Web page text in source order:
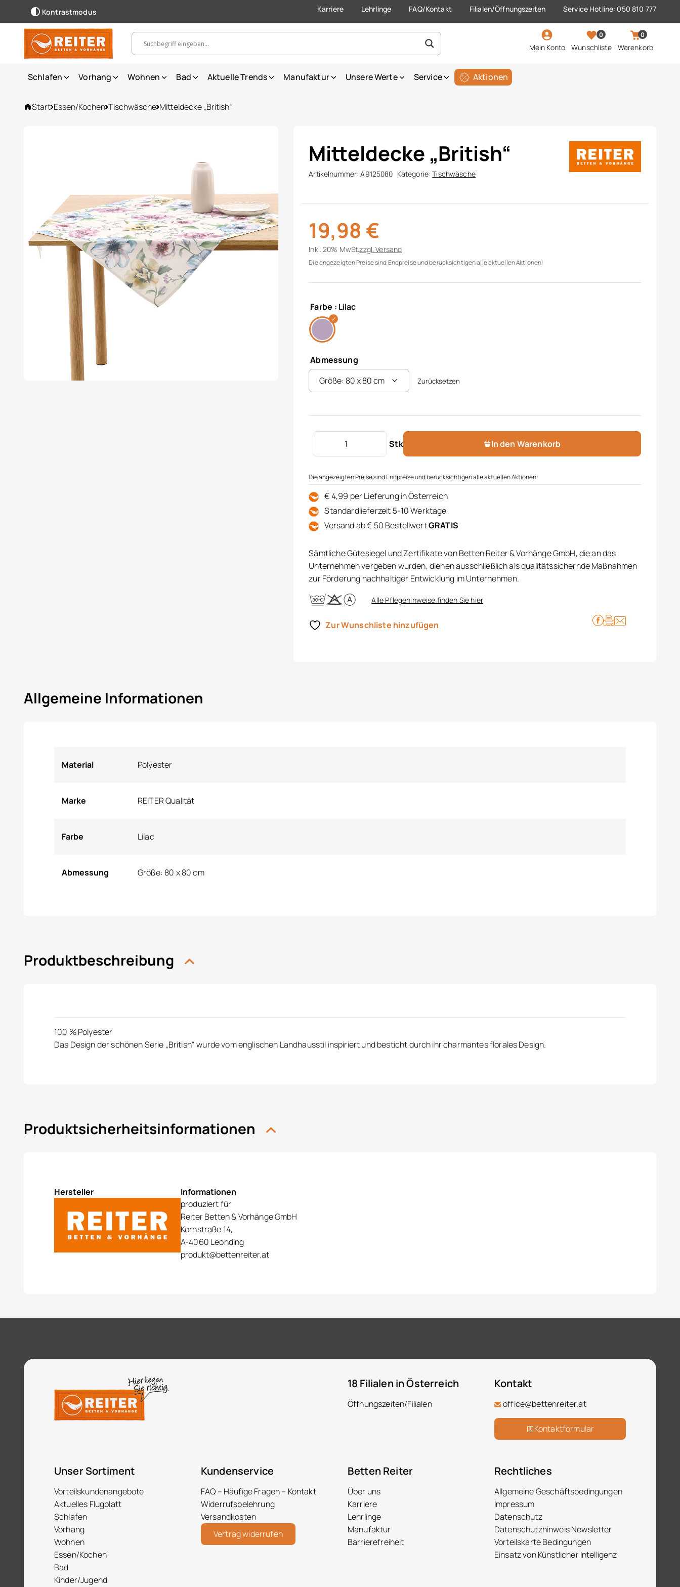
Kontrastmodus Karriere Lehrlinge FAQ/Kontakt Filialen/Öffnungszeiten Service Hotline: 050 810 777
Suchbegriff, Artikelnummer ...
Mein Konto
0
Wunschliste
0
Warenkorb
Schlafen Vorhang Wohnen Bad Aktuelle Trends Manufaktur Unsere Werte Service Aktionen
Start Essen/Kochen Tischwäsche Mitteldecke „British“
Mitteldecke „British“
Artikelnummer:A9125080 Kategorie:Tischwäsche
19,98 €
Inkl. 20% MwSt.zzgl.Versand
Die angezeigten Preise sind Endpreise und berücksichtigen alle aktuellen Aktionen!
Farbe : Lilac
Abmessung
Zurücksetzen
Stk
Mitteldecke "British" Menge
In den Warenkorb
Die angezeigten Preise sind Endpreise und berücksichtigen alle aktuellen Aktionen!
€ 4,99 per Lieferung in Österreich
Standardlieferzeit 5-10 Werktage
Versand ab € 50 BestellwertGRATIS
Sämtliche Gütesiegel und Zertifikate von Betten Reiter & Vorhänge GmbH, die an das
Unternehmen vergeben wurden, dienen ausschließlich als qualitätssichernde Maßnahmen
zur Förderung nachhaltiger Entwicklung im Unternehmen.
Alle Pflegehinweise finden Sie hier
Zur Wunschliste hinzufügen
Allgemeine Informationen
Material Polyester
Marke REITER Qualität
Farbe Lilac
Abmessung Größe: 80 x 80 cm
Produktbeschreibung
100 % Polyester
Das Design der schönen Serie „British“ wurde vom englischen Landhausstil inspiriert und besticht durch ihr charmantes florales Design.
Produktsicherheitsinformationen
Hersteller
Informationen
produziert für
Reiter Betten & Vorhänge GmbH
Kornstraße 14,
A-4060 Leonding
produkt@bettenreiter.at
18 Filialen in Österreich
Öffnungszeiten/Filialen
Kontakt
office@bettenreiter.at
Kontaktformular
Unser Sortiment
Vorteilskundenangebote
Aktuelles Flugblatt
Schlafen
Vorhang
Wohnen
Essen/Kochen
Bad
Kinder/Jugend
Kundenservice
FAQ – Häufige Fragen – Kontakt
Widerrufsbelehrung
Versandkosten
Vertrag widerrufen
Betten Reiter
Über uns
Karriere
Lehrlinge
Manufaktur
Barrierefreiheit
Rechtliches
Allgemeine Geschäftsbedingungen
Impressum
Datenschutz
Datenschutzhinweis Newsletter
Vorteilskarte Bedingungen
Einsatz von Künstlicher Intelligenz